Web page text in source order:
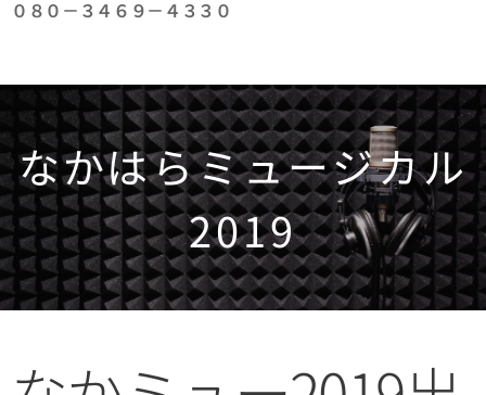
０８０－３４６９－４３３０
なかはらミュージカル
2019